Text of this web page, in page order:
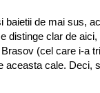
de mai sus,
distinge clar de aici,
(cel care i-a
aceasta cale. Deci,